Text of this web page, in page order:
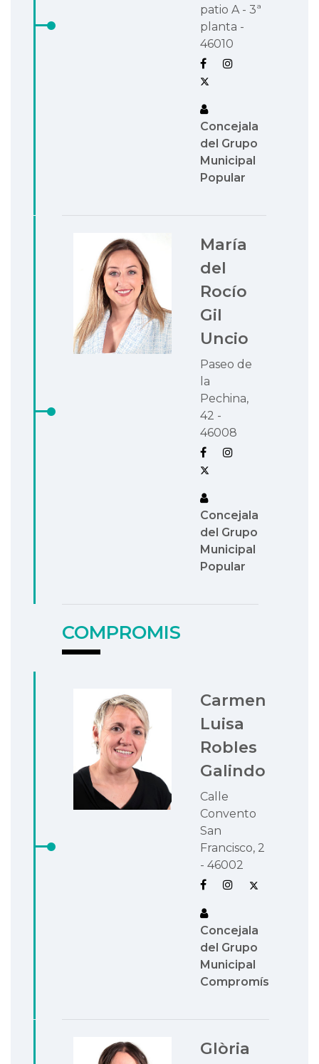
patio A - 3ª
planta -
46010
Concejala
del Grupo
Municipal
Popular
María
del
Rocío
Gil
Uncio
Paseo de
la
Pechina,
42 -
46008
Concejala
del Grupo
Municipal
Popular
COMPROMIS
Carmen
Luisa
Robles
Galindo
Calle
Convento
San
Francisco, 2
- 46002
Concejala
del Grupo
Municipal
Compromís
Glòria